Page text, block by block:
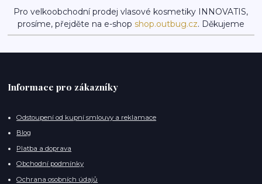
Pro velkoobchodní prodej vlasové kosmetiky INNOVATIS,
prosíme, přejděte na e-shop shop.outbug.cz. Děkujeme
Informace pro zákazníky
Odstoupení od kupní smlouvy a reklamace
Blog
Platba a doprava
Obchodní podmínky
Ochrana osobních údajů